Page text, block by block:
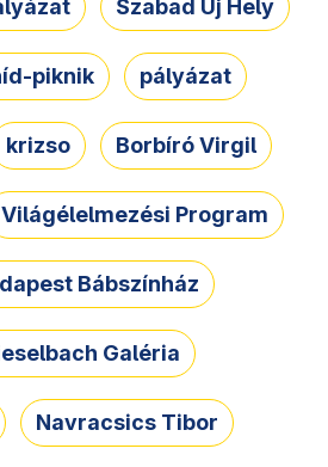
Szabad Új Hely
piknik pályázat
krizso Borbíró Virgil
Világélelmezési Program
Bábszínház
Galéria
Navracsics Tibor